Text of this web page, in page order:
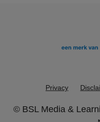
Privacy
© BSL Media &